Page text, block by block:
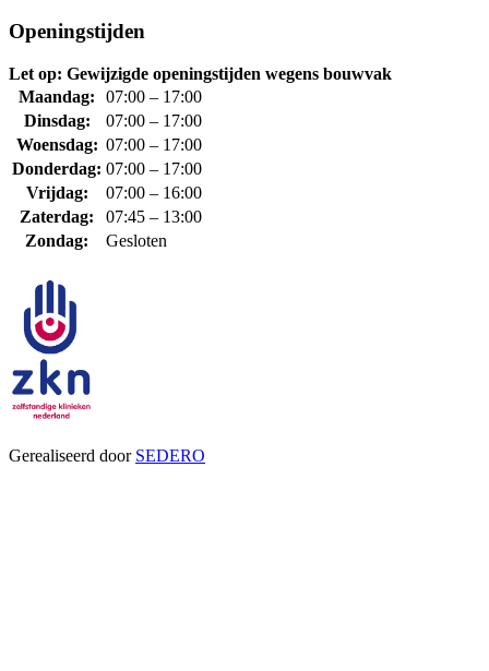
Openingstijden
Let op: Gewijzigde openingstijden wegens bouwvak
Maandag:
07:00 – 17:00
Dinsdag:
07:00 – 17:00
Woensdag: 07:00 – 17:00
Donderdag: 07:00 – 17:00
Vrijdag:
07:00 – 16:00
Zaterdag:
07:45 – 13:00
Zondag:
Gesloten
Gerealiseerd door SEDERO